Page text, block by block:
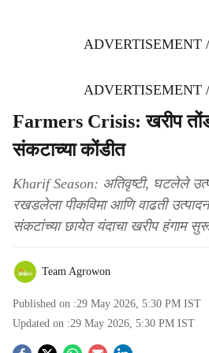
ADVERTISEMENT
ADVERTISEMENT
Farmers Crisis: खरीप
संकटाच्या कोंडीत
Kharif Season: अतिवृष्टी, घटलेले
रखडलेला पीकविमा आणि वाढती
संकटांच्या छायेत यंदाचा खरीप हंगाम
Team Agrowon
Published on :29 May 2026, 5:30 PM IST
Updated on :29 May 2026, 5:30 PM IST